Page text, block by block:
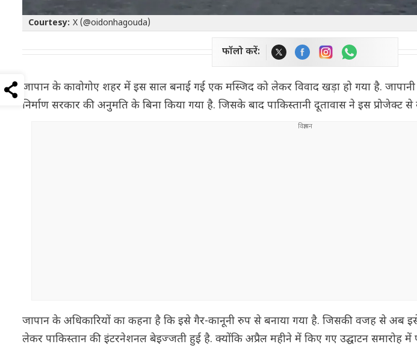
Courtesy: X (@oidonhagouda)
फॉलो करें:
जापान के कावोगोए शहर में इस साल बनाई गई एक मस्जिद को लेकर विवाद खड़ा हो गया है.
निर्माण सरकार की अनुमति के बिना किया गया है. जिसके बाद पाकिस्तानी दूतावास ने इस प्रोजेक्ट
जापान के अधिकारियों का कहना है कि इसे गैर-कानूनी रुप से बनाया गया है. जिसकी वजह से अब
लेकर पाकिस्तान की इंटरनेशनल बेइज्जती हुई है. क्योंकि अप्रैल महीने में किए गए उद्घाटन समारोह